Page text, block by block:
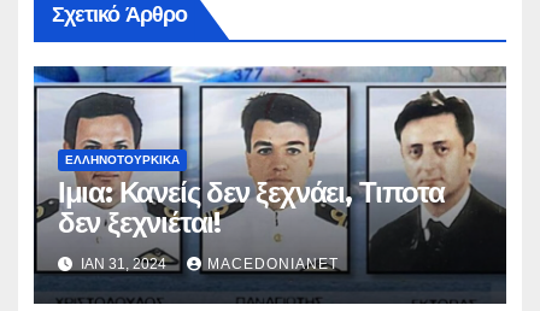
Σχετικό Άρθρο
ΕΛΛΗΝΟΤΟΥΡΚΙΚΆ
Ιμια: Κανείς δεν ξεχνάει, Τιποτα
δεν ξεχνιέται!
ΙΑΝ 31, 2024 MACEDONIANET